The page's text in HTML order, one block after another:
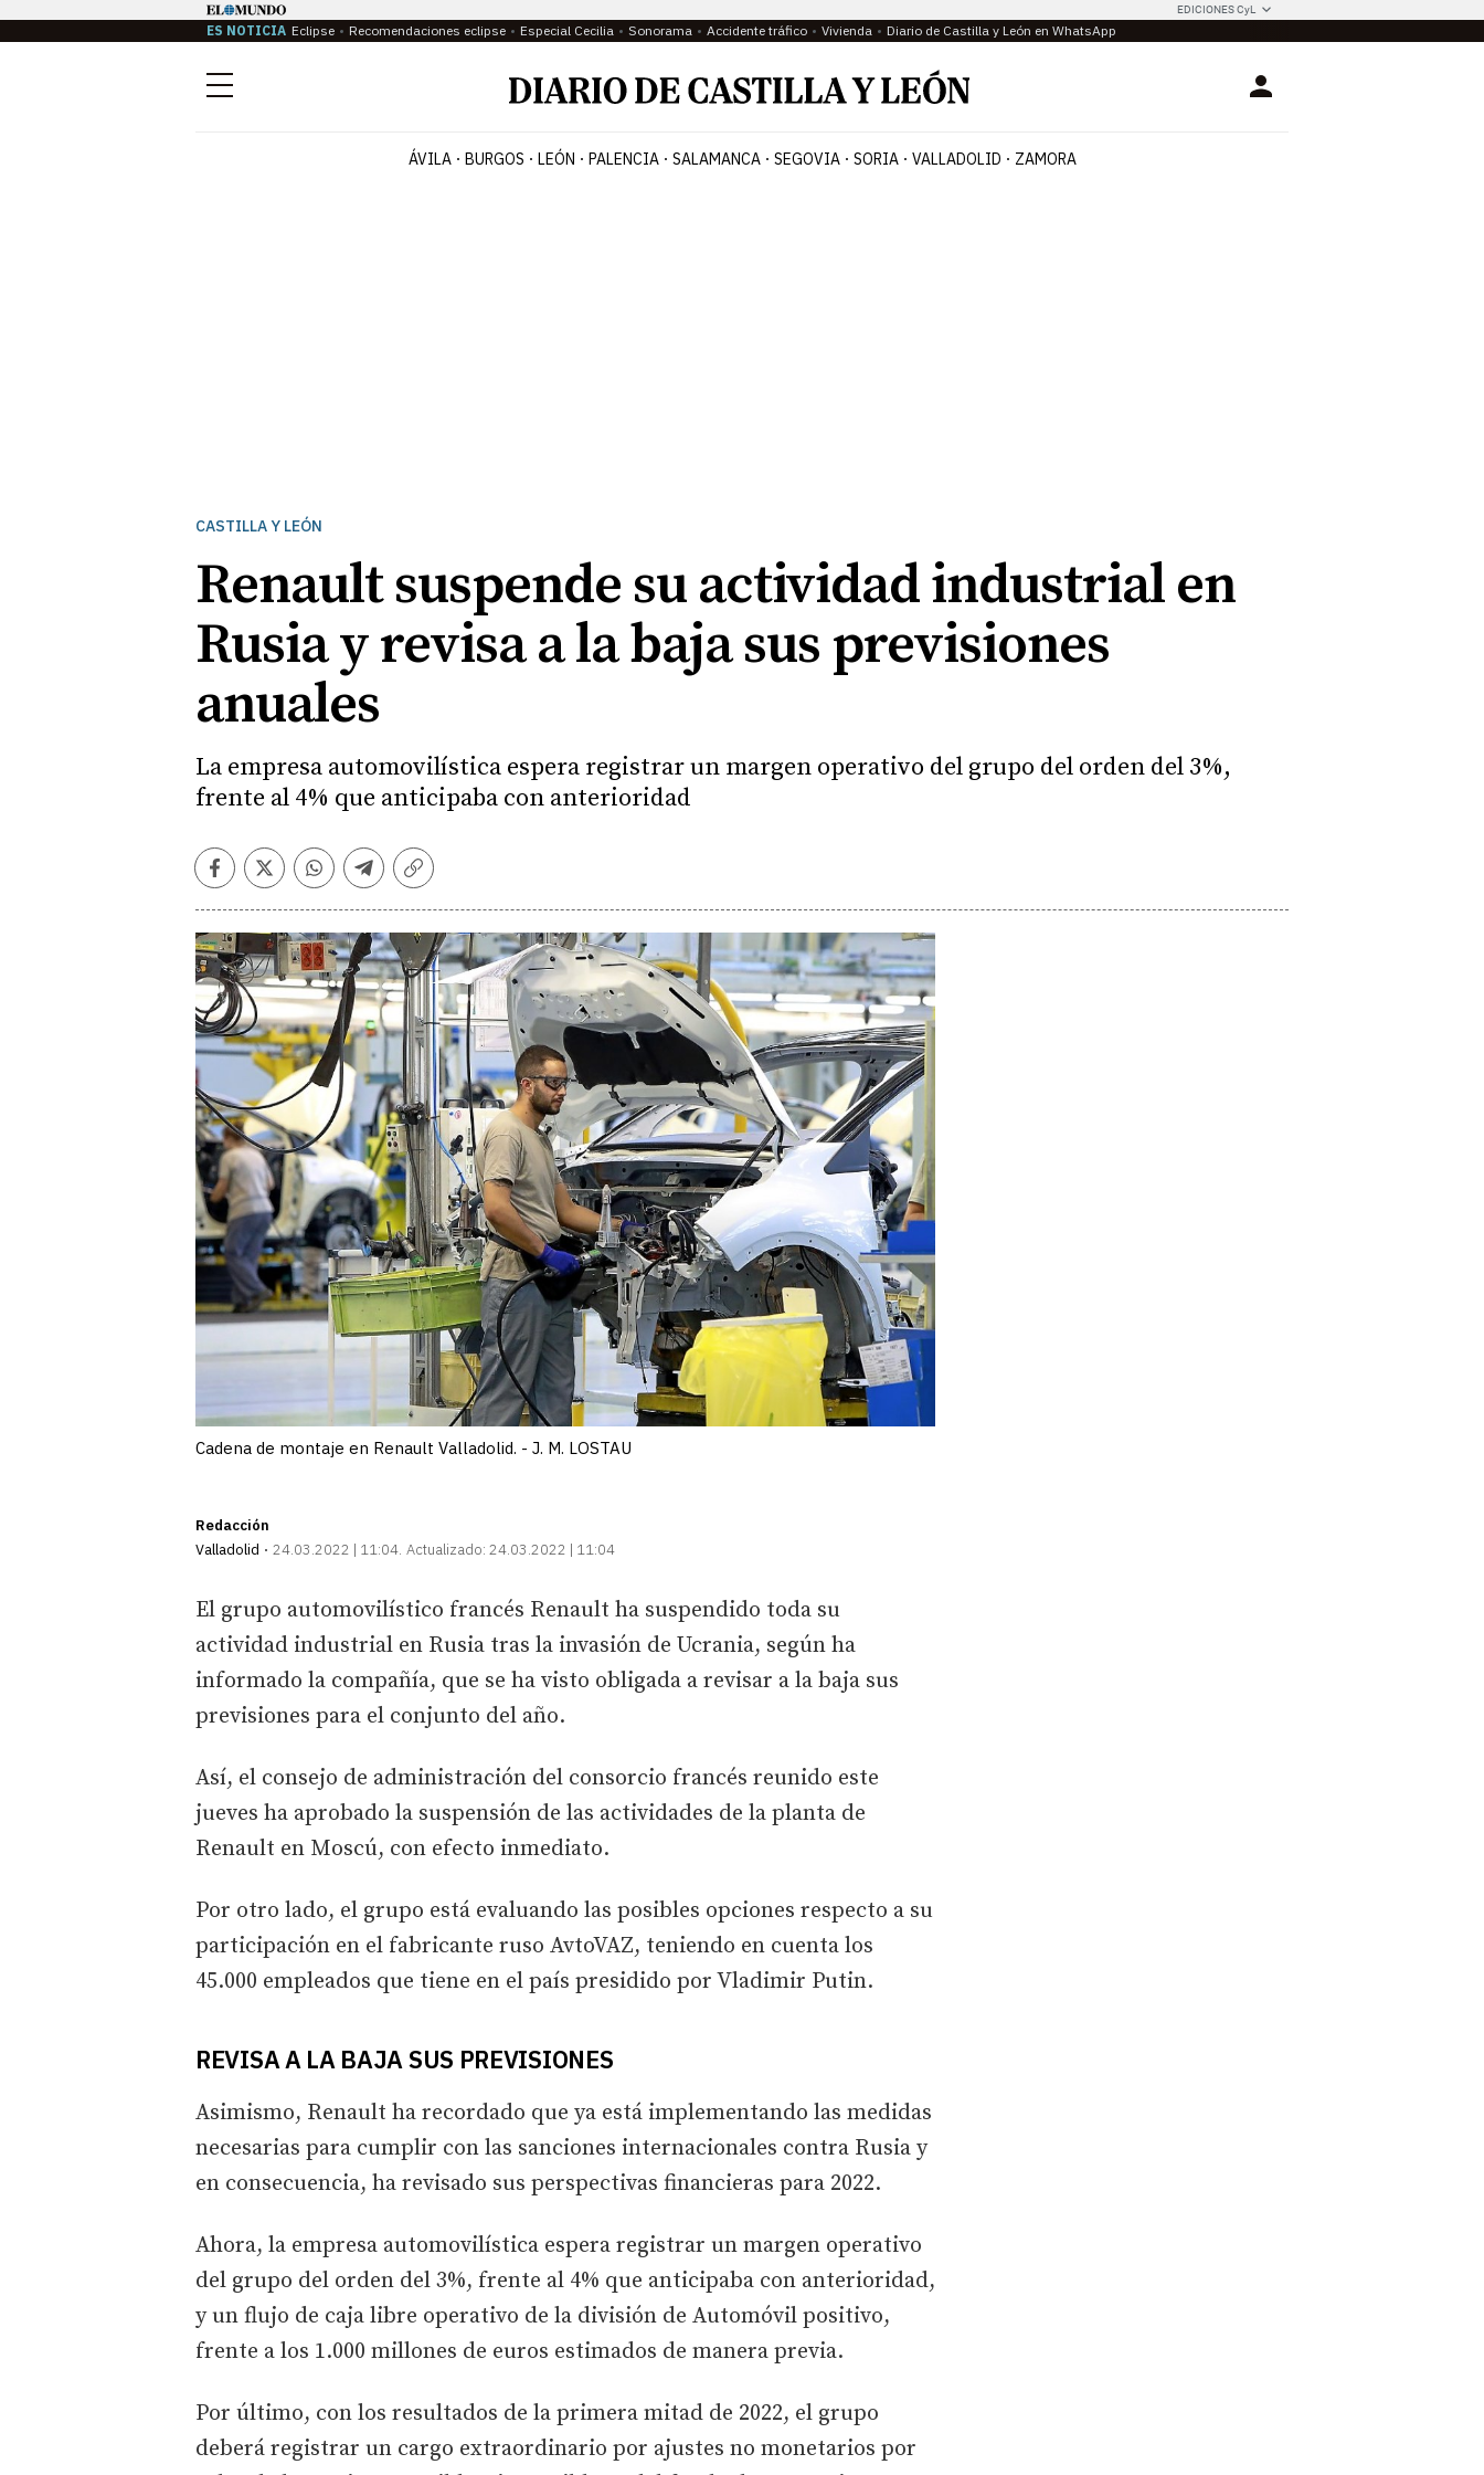
EDICIONES CyL
ES NOTICIA Eclipse Recomendaciones eclipse Especial Cecilia Sonorama Accidente tráfico Vivienda Diario de Castilla y León en WhatsApp
Menú Login
ÁVILA BURGOS LEÓN PALENCIA SALAMANCA SEGOVIA SORIA VALLADOLID ZAMORA
CASTILLA Y LEÓN
Renault suspende su actividad industrial en
Rusia y revisa a la baja sus previsiones
anuales
La empresa automovilística espera registrar un margen operativo del grupo del orden del 3%,
frente al 4% que anticipaba con anterioridad
Facebook
TwitterWhatsapp
Telegram
Copiar
Cadena de montaje en Renault Valladolid. - J. M. LOSTAU
Redacción
Valladolid
24.03.2022 | 11:04 Actualizado: 24.03.2022 | 11:04
El grupo automovilístico francés Renault ha suspendido toda su
actividad industrial en Rusia tras la invasión de Ucrania, según ha
informado la compañía, que se ha visto obligada a revisar a la baja sus
previsiones para el conjunto del año.
Así, el consejo de administración del consorcio francés reunido este
jueves ha aprobado la suspensión de las actividades de la planta de
Renault en Moscú, con efecto inmediato.
Por otro lado, el grupo está evaluando las posibles opciones respecto a su
participación en el fabricante ruso AvtoVAZ, teniendo en cuenta los
45.000 empleados que tiene en el país presidido por Vladimir Putin.
REVISA A LA BAJA SUS PREVISIONES
Asimismo, Renault ha recordado que ya está implementando las medidas
necesarias para cumplir con las sanciones internacionales contra Rusia y
en consecuencia, ha revisado sus perspectivas financieras para 2022.
Ahora, la empresa automovilística espera registrar un margen operativo
del grupo del orden del 3%, frente al 4% que anticipaba con anterioridad,
y un flujo de caja libre operativo de la división de Automóvil positivo,
frente a los 1.000 millones de euros estimados de manera previa.
Por último, con los resultados de la primera mitad de 2022, el grupo
deberá registrar un cargo extraordinario por ajustes no monetarios por